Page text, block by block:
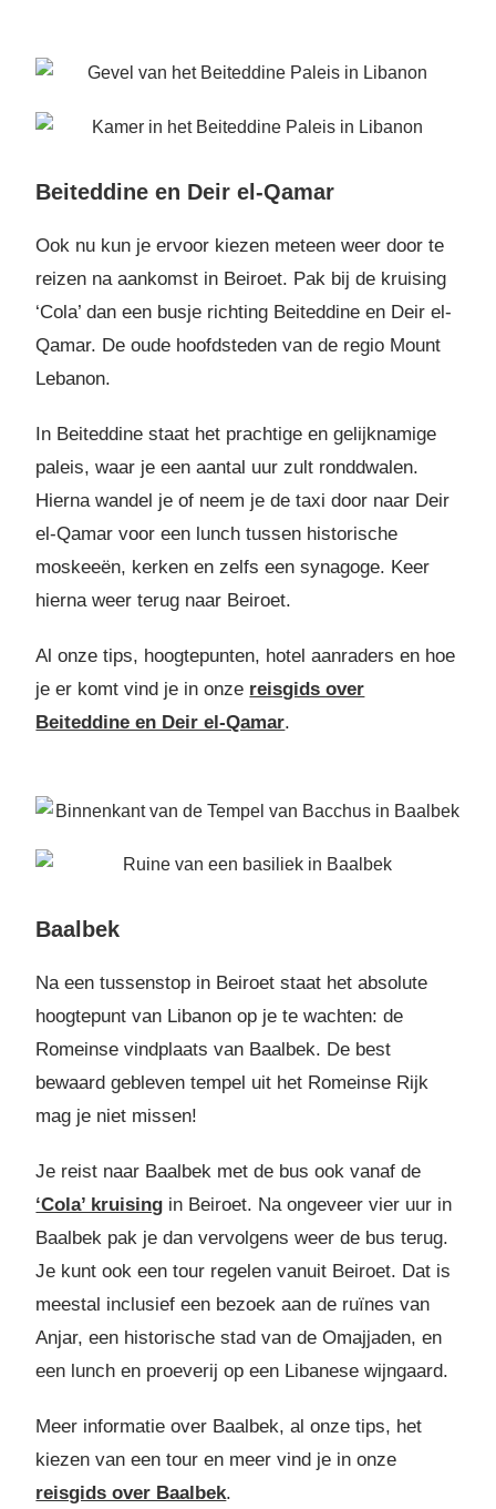
Beiteddine en Deir el-Qamar
Ook nu kun je ervoor kiezen meteen weer door te
reizen na aankomst in Beiroet. Pak bij de kruising
‘Cola’ dan een busje richting Beiteddine en Deir el-
Qamar. De oude hoofdsteden van de regio Mount
Lebanon.
In Beiteddine staat het prachtige en gelijknamige
paleis, waar je een aantal uur zult ronddwalen.
Hierna wandel je of neem je de taxi door naar Deir
el-Qamar voor een lunch tussen historische
moskeeën, kerken en zelfs een synagoge. Keer
hierna weer terug naar Beiroet.
Al onze tips, hoogtepunten, hotel aanraders en hoe
je er komt vind je in onze reisgids over
Beiteddine en Deir el-Qamar.
Baalbek
Na een tussenstop in Beiroet staat het absolute
hoogtepunt van Libanon op je te wachten: de
Romeinse vindplaats van Baalbek. De best
bewaard gebleven tempel uit het Romeinse Rijk
mag je niet missen!
Je reist naar Baalbek met de bus ook vanaf de
‘Cola’ kruising in Beiroet. Na ongeveer vier uur in
Baalbek pak je dan vervolgens weer de bus terug.
Je kunt ook een tour regelen vanuit Beiroet. Dat is
meestal inclusief een bezoek aan de ruïnes van
Anjar, een historische stad van de Omajjaden, en
een lunch en proeverij op een Libanese wijngaard.
Meer informatie over Baalbek, al onze tips, het
kiezen van een tour en meer vind je in onze
reisgids over Baalbek.